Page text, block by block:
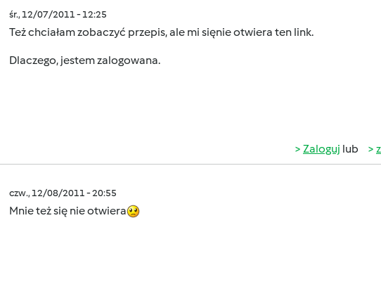
śr., 12/07/2011 - 12:25
Też chciałam zobaczyć przepis, ale mi sięnie otwiera ten link.
Dlaczego, jestem zalogowana.
Zaloguj lub
czw., 12/08/2011 - 20:55
Mnie też się nie otwiera